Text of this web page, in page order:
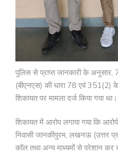
पुलिस से प्राप्त जानकारी के अनुसार,
(बीएनएस) की धारा 78 एवं 351(2)
शिकायत पर मामला दर्ज किया गया था।
शिकायत में आरोप लगाया गया कि
निवासी जानकीपुरम, लखनऊ (उत्तर
कॉल तथा अन्य माध्यमों से परेशान कर